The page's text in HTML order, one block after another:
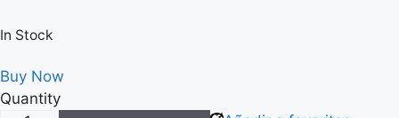
In Stock
Buy Now
Quantity